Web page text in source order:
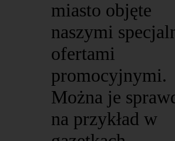
miasto objęte
naszymi
ofertami
promocyjnymi.
Można je
na przykład w